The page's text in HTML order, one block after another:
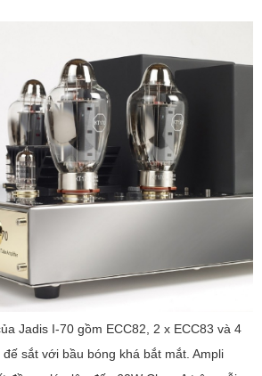
Jadis I-70 gồm ECC82, 2 x ECC83 và 4
sắt với bầu bóng khá bắt mắt. Ampli